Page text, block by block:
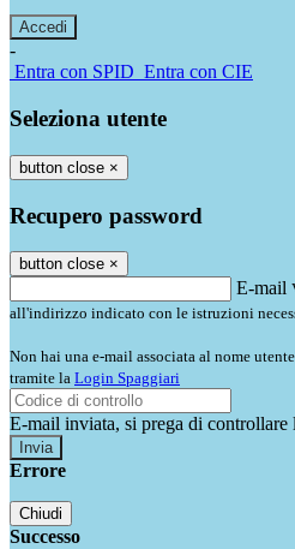
-
Entra con SPID Entra con CIE
Seleziona utente
button close ×
Recupero password
button close ×
E-mail
all'indirizzo indicato con le istruzioni
Non hai una e-mail associata al nome
tramite la Login Spaggiari
E-mail inviata, si prega di controllare
Errore
Chiudi
Successo